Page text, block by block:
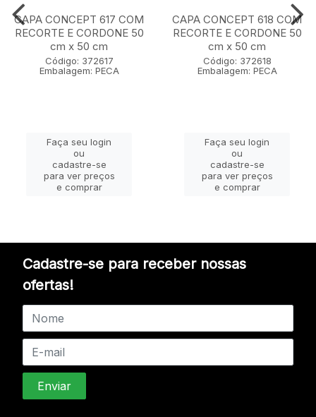
CAPA CONCEPT 617 COM
RECORTE E CORDONE 50
cm x 50 cm
Código: 372617
Embalagem: PECA
Faça seu login
ou
cadastre-se
para ver preços
e comprar
CAPA CONCEPT 618 COM
RECORTE E CORDONE 50
cm x 50 cm
Código: 372618
Embalagem: PECA
Faça seu login
ou
cadastre-se
para ver preços
e comprar
Cadastre-se para receber nossas
ofertas!